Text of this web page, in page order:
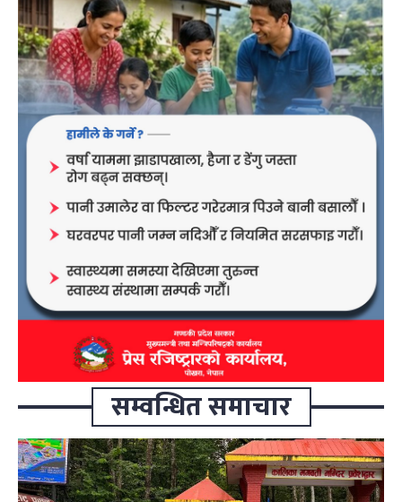
सम्वन्धित समाचार